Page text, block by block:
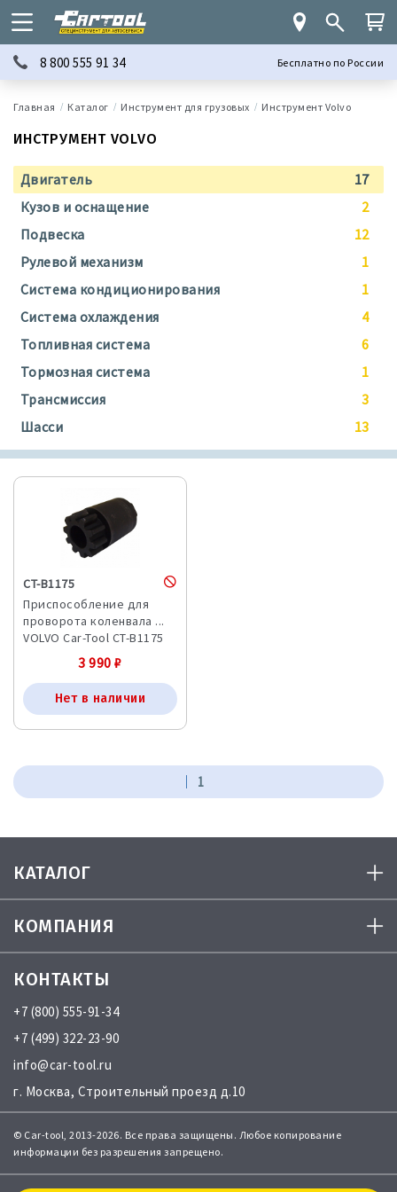
8 800 555 91 34 Бесплатно по России
Каталог Инструмент для грузовых Инструмент Volvo
ИНСТРУМЕНТ VOLVO
Двигатель
17
Кузов и оснащение
2
Подвеска
12
Рулевой механизм
1
Система кондиционирования
1
Система охлаждения
4
Топливная система
6
Тормозная система
1
Трансмиссия
3
Шасси
13
CT-B1175
Приспособление для
проворота коленвала ...
VOLVO Car-Tool CT-B1175
3 990₽
Нет в наличии
1
КАТАЛОГ
КОМПАНИЯ
КОНТАКТЫ
+7 (800) 555-91-34
+7 (499) 322-23-90
info@car-tool.ru
г. Москва, Строительный проезд д.10
© Car-tool, 2013-2026. Все права защищены. Любое копирование
информации без разрешения запрещено.